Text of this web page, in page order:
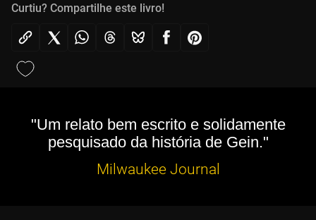
Curtiu? Compartilhe este livro!
"Um relato bem escrito e solidamente
pesquisado da história de Gein."
Milwaukee Journal